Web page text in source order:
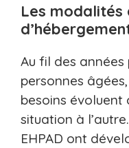
Les modalités
Au fil des années
personnes
besoins évoluent
situation à
EHPAD ont